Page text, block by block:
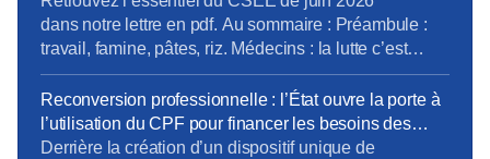
dans notre lettre en pdf. Au sommaire : Préambule :
travail, famine, pâtes, riz. Médecins : la lutte c’est
class ! Le travail c’est la santé. Emploi et parcours du
combattant Marseille, Mistral gagnant ? Prochain
CSEE pour vos élus, du 7 au 9 juillet.
Reconversion professionnelle : l’État ouvre la porte à
l’utilisation du CPF pour financer les besoins des
entreprises
Derrière la création d’un dispositif unique de